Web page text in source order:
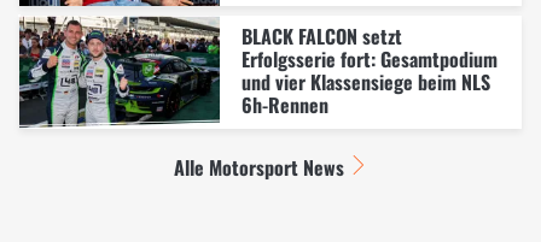
BLACK FALCON setzt
Erfolgsserie fort: Gesamtpodium
und vier Klassensiege beim NLS
6h-Rennen
Alle Motorsport News